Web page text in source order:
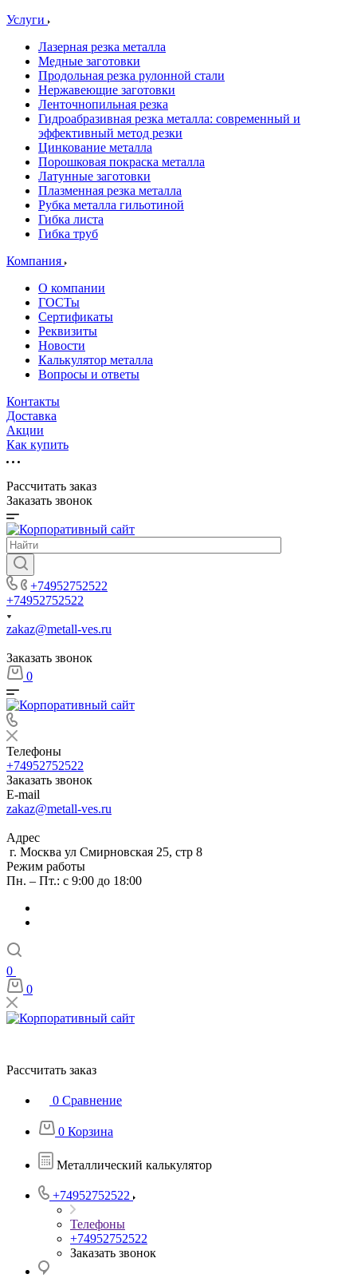
Услуги
Лазерная резка металла
Медные заготовки
Продольная резка рулонной стали
Нержавеющие заготовки
Ленточнопильная резка
Гидроабразивная резка металла: современный и
эффективный метод резки
Цинкование металла
Порошковая покраска металла
Латунные заготовки
Плазменная резка металла
Рубка металла гильотиной
Гибка листа
Гибка труб
Компания
О компании
ГОСТы
Сертификаты
Реквизиты
Новости
Калькулятор металла
Вопросы и ответы
Контакты
Доставка
Акции
Как купить
Рассчитать заказ
Заказать звонок
+74952752522
+74952752522
zakaz@metall-ves.ru
Заказать звонок
0
Телефоны
+74952752522
Заказать звонок
E-mail
zakaz@metall-ves.ru
Адрес
г. Москва ул Смирновская 25, стр 8
Режим работы
Пн. – Пт.: с 9:00 до 18:00
0
0
Рассчитать заказ
0 Сравнение
0 Корзина
Металлический калькулятор
+74952752522
Телефоны
+74952752522
Заказать звонок